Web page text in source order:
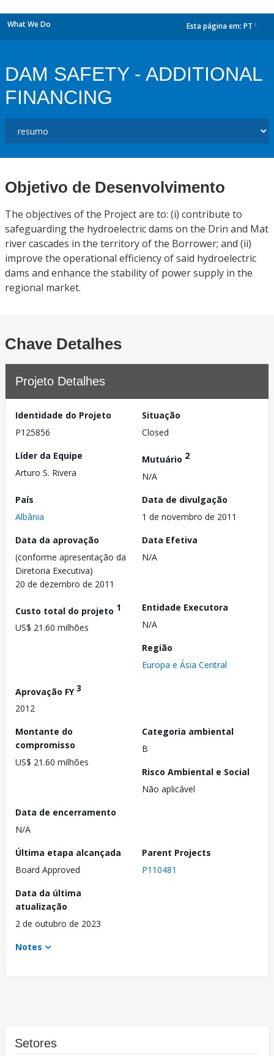
What We Do Esta página em: PT
DAM SAFETY - ADDITIONAL
FINANCING
Objetivo de Desenvolvimento
The objectives of the Project are to: (i) contribute to
safeguarding the hydroelectric dams on the Drin and Mat
river cascades in the territory of the Borrower; and (ii)
improve the operational efficiency of said hydroelectric
dams and enhance the stability of power supply in the
regional market.
Chave Detalhes
Projeto Detalhes
Identidade do Projeto
P125856
Situação
Closed
Líder da Equipe
Arturo S. Rivera
Mutuário 2
N/A
País
Albânia
Data de divulgação
1 de novembro de 2011
Data da aprovação
(conforme apresentação da
Diretoria Executiva)
20 de dezembro de 2011
Data Efetiva
N/A
Custo total do projeto 1
US$ 21.60 milhões
Entidade Executora
N/A
Região
Europa e Ásia Central
Aprovação FY3
2012
Montante do
compromisso
US$ 21.60 milhões
Categoria ambiental
B
Risco Ambiental e Social
Não aplicável
Data de encerramento
N/A
Última etapa alcançada
Board Approved
Parent Projects
P110481
Data da última
atualização
2 de outubro de 2023
Notes
Setores